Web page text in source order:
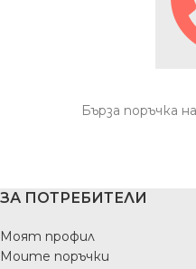
Бърза поръчка
ЗА ПОТРЕБИТЕЛИ
Моят профил
Моите поръчки